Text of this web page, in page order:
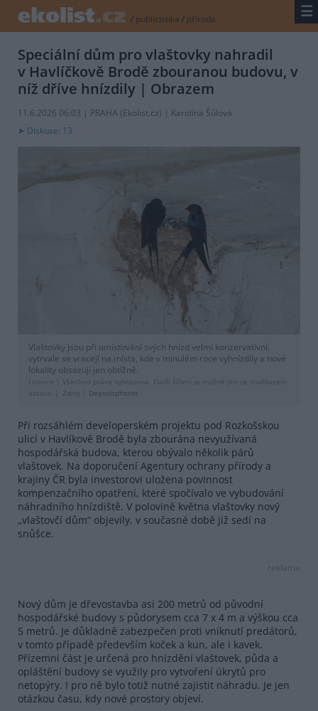
/ publicistika / příroda ☰
Speciální dům pro vlaštovky nahradil
v Havlíčkově Brodě zbouranou budovu, v
níž dříve hnízdily | Obrazem
11.6.2026 06:03 | PRAHA (Ekolist.cz) | Karolína Šůlová
Diskuse: 13
Vlaštovky jsou při umísťování svých hnízd velmi konzervativní,
vytrvale se vracejí na místa, kde v minulém roce vyhnízdily a nové
lokality obsazují jen obtížně.
Licence |
Všechna práva vyhrazena. Další šíření je možné jen se souhlasem
autora
Zdroj | Depositphotos
Při rozsáhlém developerském projektu pod Rozkošskou
ulicí v Havlíkově Brodě byla zbourána nevyužívaná
hospodářská budova, kterou obývalo několik párů
vlaštovek. Na doporučení Agentury ochrany přírody a
krajiny ČR byla investorovi uložena povinnost
kompenzačního opatření, které spočívalo ve vybudování
náhradního hnízdiště. V polovině května vlaštovky nový
„vlaštovčí dům“ objevily, v současné době již sedí na
snůšce.
reklama
Nový dům je dřevostavba asi 200 metrů od původní
hospodářské budovy s půdorysem cca 7 x 4 m a výškou cca
5 metrů. Je důkladně zabezpečen proti vniknutí predátorů,
v tomto případě především koček a kun, ale i kavek.
Přízemní část je určená pro hnízdění vlaštovek, půda a
opláštění budovy se využily pro vytvoření úkrytů pro
netopýry. I pro ně bylo totiž nutné zajistit náhradu. Je jen
otázkou času, kdy nové prostory objeví.